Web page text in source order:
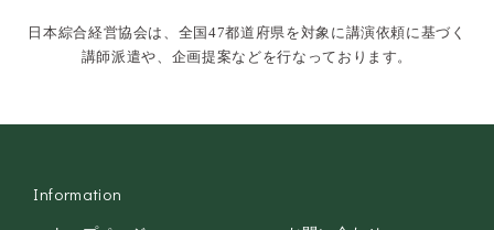
落語・講談・色物
安全大会
日本綜合経営協会は、全国47都道府県を対象に講演依頼に基づく
講師派遣や、企画提案などを行なっております。
Information